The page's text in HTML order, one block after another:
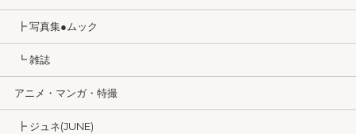
┣ 写真集●ムック
┗ 雑誌
アニメ・マンガ・特撮
┣ ジュネ(JUNE)